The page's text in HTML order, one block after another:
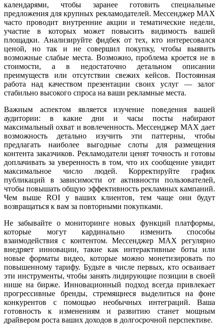
календарями, чтобы заранее готовить специальные
предложения для крупных рекламодателей. Мессенджер MAX
часто проводит внутренние акции и тематические недели,
участие в которых может повысить видимость вашей
площадки. Анализируйте фидбек от тех, кто интересовался
ценой, но так и не совершил покупку, чтобы выявить
возможные слабые места. Возможно, проблема кроется не в
стоимости, а в недостаточно детальном описании
преимуществ или отсутствии свежих кейсов. Постоянная
работа над качеством презентации своих услуг — залог
стабильно высокого спроса на ваши рекламные места.
Важным аспектом является изучение поведения вашей
аудитории: в какие дни и часы посты набирают
максимальный охват и вовлеченность. Мессенджер MAX дает
возможность детально изучить эти паттерны, чтобы
предлагать наиболее выгодные слоты для размещения
контента заказчиков. Рекламодатели ценят точность и готовы
доплачивать за уверенность в том, что их сообщение увидит
максимальное число людей. Корректируйте график
публикаций в зависимости от активности пользователей,
чтобы повышать общую эффективность рекламных кампаний.
Чем выше ROI у ваших клиентов, тем чаще они будут
возвращаться к вам за повторными покупками.
Не забывайте о мониторинге новых функций платформы,
которые могут кардинально изменить способы
взаимодействия с контентом. Мессенджер MAX регулярно
внедряет инновации, такие как интерактивные боты или
новые форматы видео, которые можно монетизировать по
повышенному тарифу. Будьте в числе первых, кто осваивает
эти инструменты, чтобы занять лидирующие позиции в своей
нише на бирже. Инновационный подход всегда привлекает
прогрессивные бренды, стремящиеся выделиться на фоне
конкурентов с помощью необычных интеграций. Ваша
готовность к изменениям и развитию станет мощным
драйвером роста ваших доходов в долгосрочной перспективе.